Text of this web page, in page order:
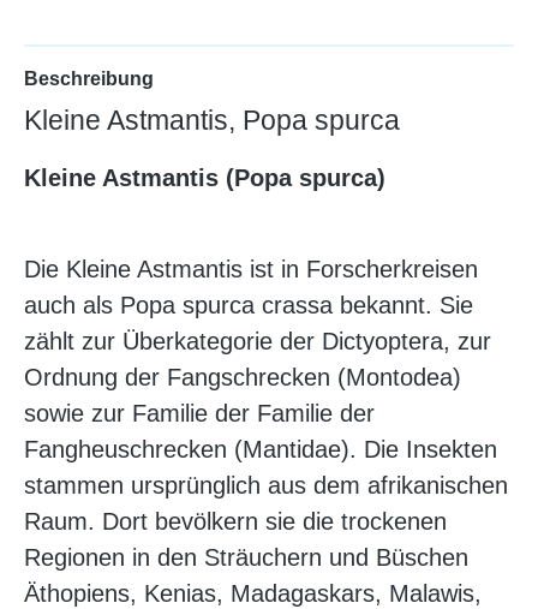
Beschreibung
Kleine Astmantis, Popa spurca
Kleine Astmantis (Popa spurca)
Die Kleine Astmantis ist in Forscherkreisen
auch als Popa spurca crassa bekannt. Sie
zählt zur Überkategorie der Dictyoptera, zur
Ordnung der Fangschrecken (Montodea)
sowie zur Familie der Familie der
Fangheuschrecken (Mantidae). Die Insekten
stammen ursprünglich aus dem afrikanischen
Raum. Dort bevölkern sie die trockenen
Regionen in den Sträuchern und Büschen
Äthopiens, Kenias, Madagaskars, Malawis,